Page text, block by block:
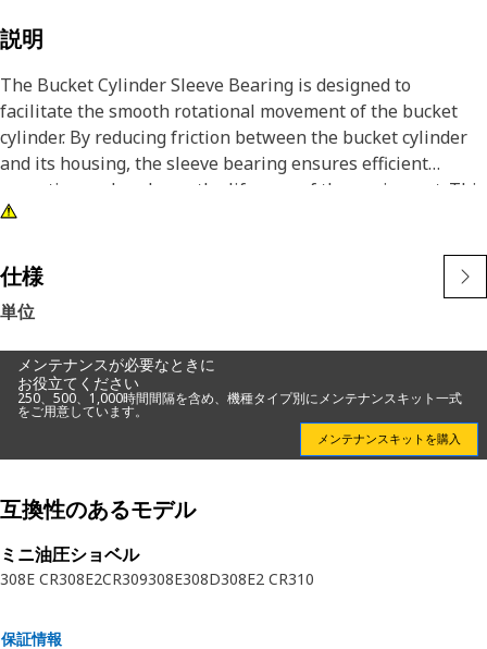
説明
The Bucket Cylinder Sleeve Bearing is designed to
facilitate the smooth rotational movement of the bucket
cylinder. By reducing friction between the bucket cylinder
and its housing, the sleeve bearing ensures efficient
operation and prolongs the lifespan of the equipment. This
bearing helps in maintaining the alignment and stability of
and reliability of the equipment.
Attributes:
• Reduces vibrations in the cylinder system.
• Tight tolerances for accurate fitment.
• Reduced friction for smooth operation.
the bucket cylinder assembly, positioned between the
bucket cylinder and its housing to facilitate smooth
rotational movement and reduce friction in equipment
applications.
仕様
単位
メンテナンスが必要なときに
お役立てください
250、500、1,000時間間隔を含め、機種タイプ別にメンテナンスキット一式
をご用意しています。
メンテナンスキットを購入
互換性のあるモデル
ミニ油圧ショベル
308E CR308E2CR309308E308D308E2 CR310
保証情報